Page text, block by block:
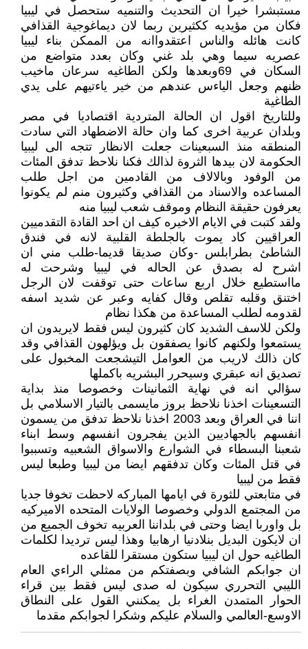
مستبشرا خيرا ان التحديث والتنميه ستحصل في ليبيا
فكان من مؤيديه ككثيرين ربما لان ديماغوجية القذافي
كانت هائله والناس اعتقدواانه من الممكن بناء ليبيا
عصريه سيما وهي بلد غني وكان بعدد متواضع من
السكان في 69وبعدها ولكن الطاغيه سرعان ماخيب
ظنهم وجعل الياءس عندهم من خير ياءتيهم على يدي
الطاغية
وللتاريخ اقول ان الحالة المتردية اقتصاديا في مصر
وبلدان عربية اخرى كما وان حالة الاضطهاد التي سادت
المنطقه منذ السبعينات جعلت الانظار تتجه الى ليبيا
الحكومة لان بيدها الثروة لذالك فكنا نلاحظ تدفق المئات
من الوفود وبالالاف من القادمين من اجل طلب
المساعده والاسناد من القذافي وكثيرون منم لم يكونوا
يعرفون حقيقة النظام وموقف شعب ليبيا منه
ولقد كتبت في الايام الاخيره كيف ان احد القادة التقدميين
العراقيين كاد يموت بالجلطة القلبية لانه في فندق
الشاطئ بطرابلس -وكان صديقا قديما-طلب مني ان
اشرح له بصدق عن الحاله في ليبيا وشرحت له
مااستطيع خلال اربع ساعات حتى توقفت لان الرجل
اختنق وقلبه تقلص وقال كفايه وعبر عن شديد اسفه
لقدومه لطلب المساعدة من هكذا نظام
ولكن للاسف الشديد كان كثيرون ليس فقط لايريدون ان
يستمعوا ولكنهم كانوا يصفقون بل ويؤلهون القذافي وقد
كان ذالك لاريب من العوامل التيشجعت المخبول على
تصديق انه عبقري وسيحرر البشريه باكملها
سؤالي انه في نهاية الثمانينات وخصوصا منذ بداية
التسعينات اخذنا نلاحظ بروز مايسمى بالتيار الاسلامي بل
اننا في العراق وبعد 2003 اخذنا نلاحظ تدفق من يسمون
انفسهم بالجهاديين الذين يفجرون انفسهم وسط ابناء
شعبنا البسطاء في الشوارع والاسواق الشعبيه وتسببوا
في قتل المئات وكان تدفقهم ايضا من ليبيا وطبعا ليس
فقط من ليبيا
في متابعتي للثورة في ايامها المباركه لاحظت تخوفا جديا
من المجتمع الدولي وخصوصا الولايات المتحده الاميركيه
بل واوربا ايضا وحتى في بلداننا العربيه تخوف الجميع من
ان لايكون البديل بنلادنيا ارهابيا وهذا ليس ترديدا لكلمات
الطاغيه حول ان ليبيا ستكون مستقرا للقاعده
ان جوابكم الشافي وبصفتكم من ممثلي الراءي العام
الليبي التحرري سيكون له صدى ليس فقط بين قراء
الحوار المتمدن الغراء بل يمكنني القول على النطاق
الاوسع-العالمي والسلام عليكم وشكرا لجوابكم مقدما